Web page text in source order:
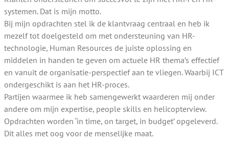
systemen. Dat is mijn motto.
Bij mijn opdrachten stel ik de klantvraag centraal en heb ik
mezelf tot doelgesteld om met ondersteuning van HR-
technologie, Human Resources de juiste oplossing en
middelen in handen te geven om actuele HR thema’s effectief
en vanuit de organisatie-perspectief aan te vliegen. Waarbij ICT
ondergeschikt is aan het HR-proces.
Partijen waarmee ik heb samengewerkt waarderen mij onder
andere om mijn expertise, people skills en helicopterview.
Opdrachten worden ‘in time, on target, in budget’ opgeleverd.
Dit alles met oog voor de menselijke maat.